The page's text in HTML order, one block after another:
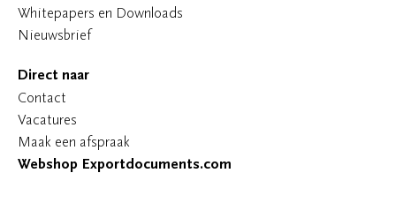
Whitepapers en Downloads
Nieuwsbrief
Direct naar
Contact
Vacatures
Maak een afspraak
Webshop Exportdocuments.com